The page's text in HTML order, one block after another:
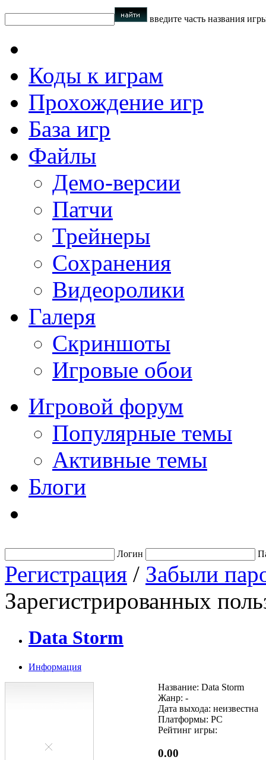
введите часть названия
Коды к играм
Прохождение игр
База игр
Файлы
Демо-версии
Патчи
Трейнеры
Сохранения
Видеоролики
Галеря
Скриншоты
Игровые обои
Игровой форум
Популярные темы
Активные темы
Блоги
Логин
Регистрация / Забыли
Зарегистрированных
Data Storm
Информация
Название: Data Storm
Жанр: -
Дата выхода: неизвестна
Платформы: PC
Рейтинг игры:
0.00